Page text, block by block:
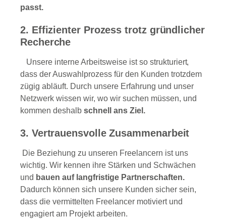
passt.
2. Effizienter Prozess trotz gründlicher
Recherche
Unsere interne Arbeitsweise ist so strukturiert,
dass der Auswahlprozess für den Kunden trotzdem
zügig abläuft. Durch unsere Erfahrung und unser
Netzwerk wissen wir, wo wir suchen müssen, und
kommen deshalb schnell ans Ziel.
3. Vertrauensvolle Zusammenarbeit
Die Beziehung zu unseren Freelancern ist uns
wichtig. Wir kennen ihre Stärken und Schwächen
und bauen auf langfristige Partnerschaften.
Dadurch können sich unsere Kunden sicher sein,
dass die vermittelten Freelancer motiviert und
engagiert am Projekt arbeiten.